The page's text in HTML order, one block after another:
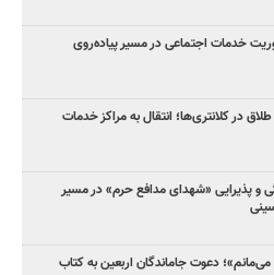
خدمات اجتماعی در مسیر پیاده‌روی
طلاق در کلانتری‌ها؛ انتقال به مراکز خدمات
و پذیرایی «شهدای مدافع حرم» در مسیر
می‌مانم»؛ دعوت جاماندگان اربعین به کتاب